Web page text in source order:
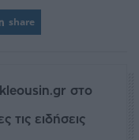
share
στο
τις ειδήσεις